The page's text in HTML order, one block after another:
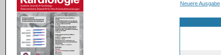
Neuere Ausgabe